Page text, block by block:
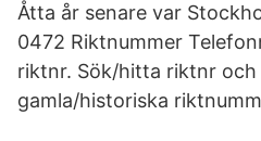
Åtta år senare var
0472 Riktnummer
riktnr. Sök/hitta riktnr
gamla/historiska